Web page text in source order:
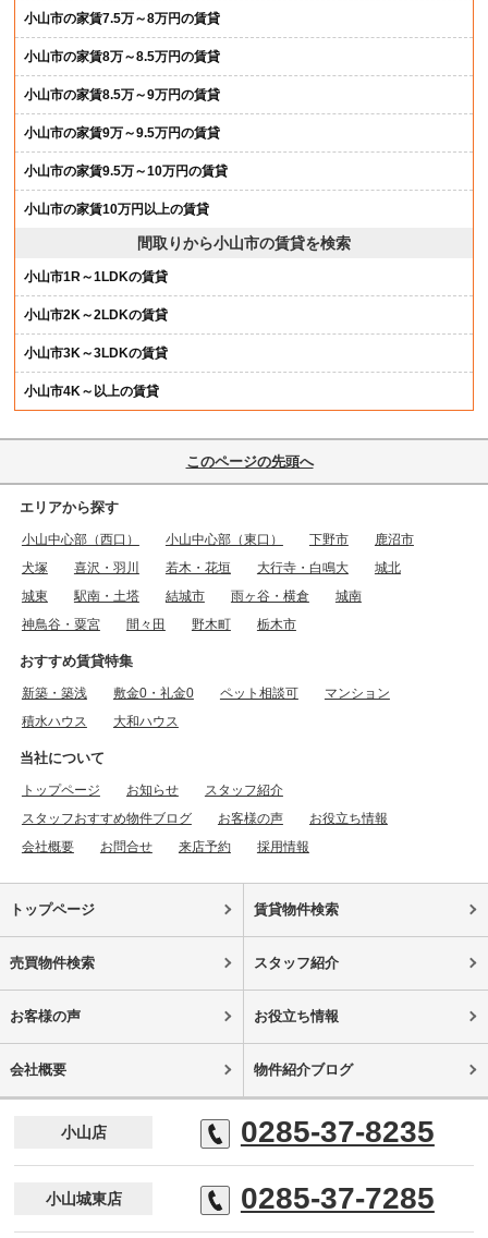
小山市の家賃7.5万～8万円の賃貸
小山市の家賃8万～8.5万円の賃貸
小山市の家賃8.5万～9万円の賃貸
小山市の家賃9万～9.5万円の賃貸
小山市の家賃9.5万～10万円の賃貸
小山市の家賃10万円以上の賃貸
間取りから小山市の賃貸を検索
小山市1R～1LDKの賃貸
小山市2K～2LDKの賃貸
小山市3K～3LDKの賃貸
小山市4K～以上の賃貸
このページの先頭へ
エリアから探す
小山中心部（西口） 小山中心部（東口） 下野市
鹿沼市
犬塚
喜沢・羽川 若木・花垣 大行寺・白鳴大
城北
城東
駅南・土塔 結城市 雨ヶ谷・横倉
城南
神鳥谷・粟宮
間々田 野木町 栃木市
おすすめ賃貸特集
新築・築浅 敷金0・礼金0 ペット相談可
マンション
積水ハウス
大和ハウス
当社について
トップページ お知らせ
スタッフ紹介
スタッフおすすめ物件ブログ
お客様の声
お役立ち情報
会社概要
お問合せ 来店予約 採用情報
トップページ 賃貸物件検索
売買物件検索 スタッフ紹介
お客様の声 お役立ち情報
会社概要 物件紹介ブログ
小山店 0285-37-8235
小山城東店 0285-37-7285